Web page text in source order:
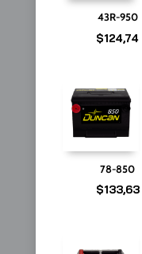
43R-950
$124,74
78-850
$133,63